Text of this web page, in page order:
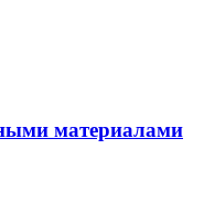
материалами